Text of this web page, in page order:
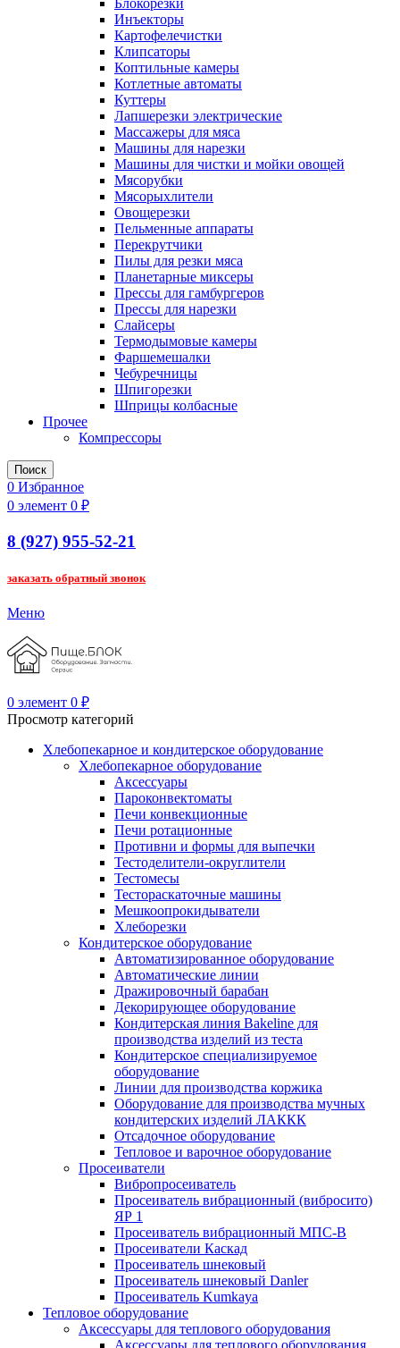
Инъекторы
Картофелечистки
Клипсаторы
Коптильные камеры
Котлетные автоматы
Куттеры
Лапшерезки электрические
Массажеры для мяса
Машины для нарезки
Машины для чистки и мойки овощей
Мясорубки
Мясорыхлители
Овощерезки
Пельменные аппараты
Перекрутчики
Пилы для резки мяса
Планетарные миксеры
Прессы для гамбургеров
Прессы для нарезки
Слайсеры
Термодымовые камеры
Фаршемешалки
Чебуречницы
Шпигорезки
Шприцы колбасные
Прочее
Компрессоры
Поиск
0 Избранное
0 элемент 0 ₽
8 (927) 955-52-21
заказать обратный звонок
Меню
0 элемент 0 ₽
Просмотр категорий
Хлебопекарное и кондитерское оборудование
Хлебопекарное оборудование
Аксессуары
Пароконвектоматы
Печи конвекционные
Печи ротационные
Противни и формы для выпечки
Тестоделители-округлители
Тестомесы
Тестораскаточные машины
Мешкоопрокидыватели
Хлеборезки
Кондитерское оборудование
Автоматизированное оборудование
Автоматические линии
Дражировочный барабан
Декорирующее оборудование
Кондитерская линия Bakeline для
производства изделий из теста
Кондитерское специализируемое
оборудование
Линии для производства коржика
Оборудование для производства мучных
кондитерских изделий ЛАККК
Отсадочное оборудование
Тепловое и варочное оборудование
Просеиватели
Вибропросеиватель
Просеиватель вибрационный (вибросито)
ЯР 1
Просеиватель вибрационный МПС-В
Просеиватели Каскад
Просеиватель шнековый
Просеиватель шнековый Danler
Просеиватель Kumkaya
Тепловое оборудование
Аксессуары для теплового оборудования
Аксессуары для теплового оборудования